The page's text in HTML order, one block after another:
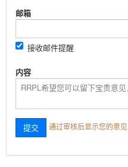
邮箱
接收邮件提醒
内容
通过审核后显示您的意见